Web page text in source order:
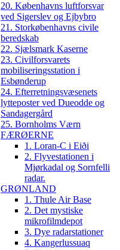
20. Københavns luftforsvar
ved Sigerslev og Ejbybro
21. Storkøbenhavns civile
beredskab
22. Sjælsmark Kaserne
23. Civilforsvarets
mobiliseringsstation i
Esbønderup
24. Efterretningsvæsenets
lytteposter ved Dueodde og
Sandagergård
25. Bornholms Værn
FÆRØERNE
1. Loran-C i Eiði
2. Flyvestationen i
Mjørkadal og Sornfelli
radar.
GRØNLAND
1. Thule Air Base
2. Det mystiske
mikrofilmdepot
3. Dye radarstationer
4. Kangerlussuaq